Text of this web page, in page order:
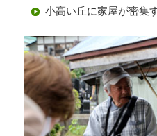
小高い丘に家屋が密集